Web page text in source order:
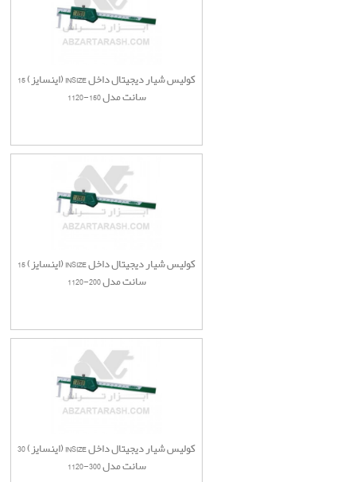
کولیس شیار دیجیتال داخل INSIZE (اینسایز) 15
سانت مدل 150-1120
کولیس شیار دیجیتال داخل INSIZE (اینسایز) 15
سانت مدل 200-1120
کولیس شیار دیجیتال داخل INSIZE (اینسایز) 30
سانت مدل 300-1120